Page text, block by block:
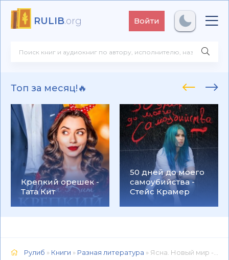
RULIB.org Войти
Топ за месяц!🔥
Крепкий орешек -
Тата Кит
50 дней до моего
самоубийства -
Стейс Крамер
Рулиб » Книги » Разная литература » Ясна. Новый мир - Альфия Фахри 📕 - Книга онлайн бесплатно